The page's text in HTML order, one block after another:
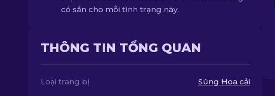
có sẵn cho mỗi tình trạng này.
THÔNG TIN TỔNG QUAN
Loại trang bị
Súng Hoa cải